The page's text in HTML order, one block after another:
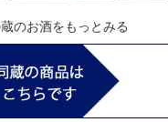
のお酒をもっとみる